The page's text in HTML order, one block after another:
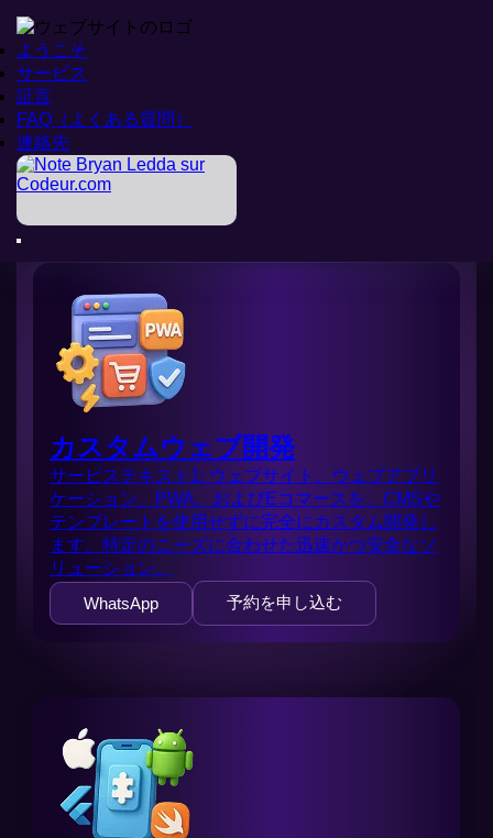
ようこそ
サービス
証言
FAQ（よくある質問）
連絡先
ようこそ
サービス
証言
FAQ（よくある質問）
連絡先
ようこそ
>
サービス
サービス
カスタムウェブ開発
サービステキスト1: ウェブサイト、ウェブアプリ
ケーション、PWA、およびEコマースを、CMSや
テンプレートを使用せずに完全にカスタム開発し
ます。特定のニーズに合わせた迅速かつ安全なソ
リューション。
WhatsApp
予約を申し込む